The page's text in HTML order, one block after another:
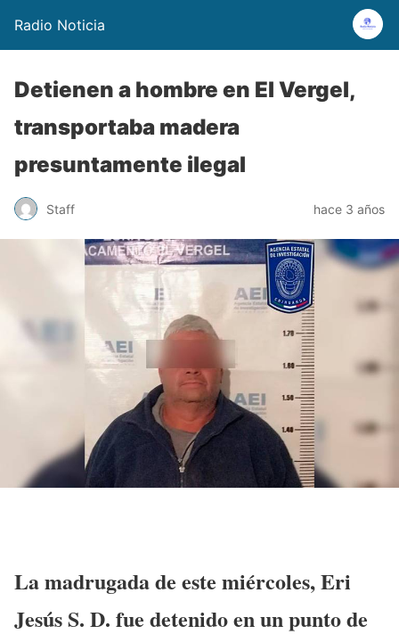
Radio Noticia
Detienen a hombre en El Vergel,
transportaba madera
presuntamente ilegal
Staff hace 3 años
La madrugada de este miércoles, Eri
Jesús S. D. fue detenido en un punto de